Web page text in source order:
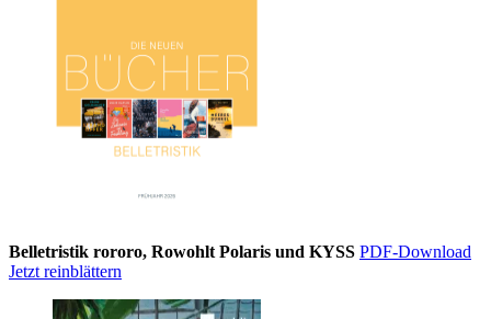
Belletristik rororo, Rowohlt Polaris und KYSS PDF-Download
Jetzt reinblättern